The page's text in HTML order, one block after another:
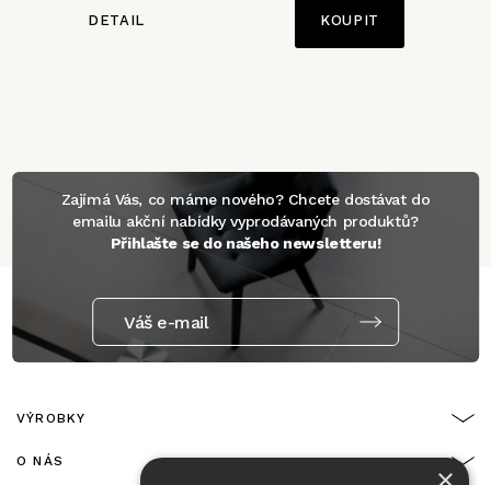
DETAIL
Zajímá Vás, co máme nového? Chcete dostávat do
emailu akční nabídky vyprodávaných produktů?
Přihlašte se do našeho newsletteru!
Váš e-mail
VÝROBKY
O NÁS